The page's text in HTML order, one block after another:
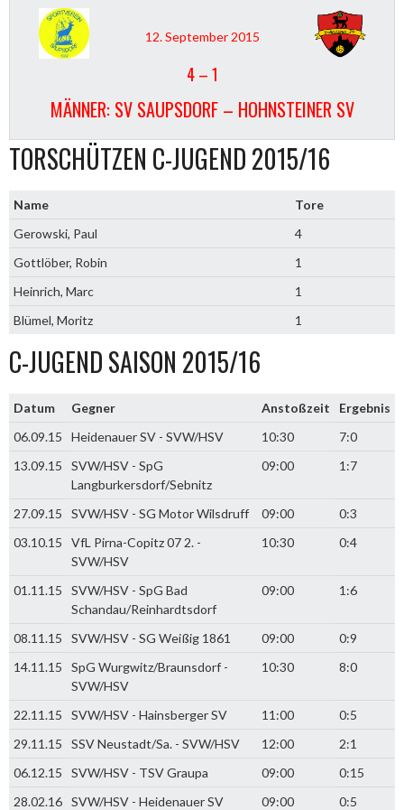
12. September 2015
4–1
MÄNNER: SV SAUPSDORF – HOHNSTEINER SV
TORSCHÜTZEN C-JUGEND 2015/16
Name
Tore
Gerowski, Paul
4
Gottlöber, Robin
1
Heinrich, Marc
1
Blümel, Moritz
1
C-JUGEND SAISON 2015/16
Datum Gegner Anstoßzeit
Ergebnis
06.09.15
Heidenauer SV - SVW/HSV 10:30
7:0
13.09.15
SVW/HSV - SpG
Langburkersdorf/Sebnitz
09:00 1:7
27.09.15 SVW/HSV - SG Motor Wilsdruff 09:00
0:3
03.10.15
VfL Pirna-Copitz 07 2. -
SVW/HSV
10:30 0:4
01.11.15
SVW/HSV - SpG Bad
Schandau/Reinhardtsdorf
09:00 1:6
08.11.15 SVW/HSV - SG Weißig 1861 09:00
0:9
14.11.15
SpG Wurgwitz/Braunsdorf -
SVW/HSV
10:30 8:0
22.11.15 SVW/HSV - Hainsberger SV 11:00
0:5
29.11.15
SSV Neustadt/Sa. - SVW/HSV 12:00
2:1
06.12.15
SVW/HSV - TSV Graupa 09:00
0:15
28.02.16 SVW/HSV - Heidenauer SV 09:00
0:5